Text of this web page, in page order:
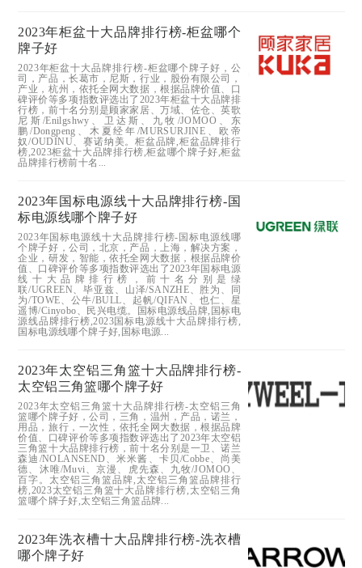
2023年柜盆十大品牌排行榜-柜盆哪个
牌子好
2023年柜盆十大品牌排行榜-柜盆哪个牌子好，公
司，产品，长葛市，尼斯，行业，股份有限公司，
产业，杭州，依托全网大数据，根据品牌价值、口
碑评价等多项指数评选出了2023年柜盆十大品牌排
行榜，前十名分别是顾家家居、万域、佐仓、英歌
尼斯/Enilgshwy、卫达斯、九牧/JOMOO、东
鹏/Dongpeng、木夏经年/MURSURJINE、欧帝
奴/OUDINU、赛诺纳美。柜盆品牌,柜盆品牌排行
榜,2023柜盆十大品牌排行榜,柜盆哪个牌子好,柜盆
品牌排行榜前十名...
2023年国标电源线十大品牌排行榜-国
标电源线哪个牌子好
2023年国标电源线十大品牌排行榜-国标电源线哪
个牌子好，公司，北京，产品，上海，解决方案，
企业，研发，智能，依托全网大数据，根据品牌价
值、口碑评价等多项指数评选出了2023年国标电源
线十大品牌排行榜，前十名分别是绿
联/UGREEN、毕亚兹、山泽/SANZHE、胜为、同
为/TOWE、公牛/BULL、起帆/QIFAN、也仁、星
遥博/Cinyobo、民兴电缆。国标电源线品牌,国标电
源线品牌排行榜,2023国标电源线十大品牌排行榜,
国标电源线哪个牌子好,国标电源...
2023年太空铝三角篮十大品牌排行榜-
太空铝三角篮哪个牌子好
2023年太空铝三角篮十大品牌排行榜-太空铝三角
篮哪个牌子好，公司，三角，温州，产品，诺兰，
用品，旅行，一次性，依托全网大数据，根据品牌
价值、口碑评价等多项指数评选出了2023年太空铝
三角篮十大品牌排行榜，前十名分别是一卫、诺兰
森迪/NOLANSEND、米米酱、卡贝/Cobbe、尚美
德、沐唯/Muvi、京漫、虎先森、九牧/JOMOO、
百字。太空铝三角篮品牌,太空铝三角篮品牌排行
榜,2023太空铝三角篮十大品牌排行榜,太空铝三角
篮哪个牌子好,太空铝三角篮品牌...
2023年洗衣槽十大品牌排行榜-洗衣槽
哪个牌子好